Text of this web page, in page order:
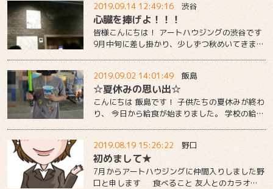
陽光台中古です ２０１７年に外観塗装してお
ります カースペースも嬉しい２台可です 沢山収
納可能な玄関収納です 室内大変綺麗お使いで
す あると嬉しい用途様々廊下の収納です 室内ク
2019.09.14 12:49:16 渋谷
心臓を捧げよ！！！
皆様こんにちは！ アートハウジングの渋谷です
9月中旬に差し掛かり、少しずつ秋めいてきまし
いて私も夏休みの思い出を綴りたいと思います
夏休みのとある日、友人と六本木ヒルズ森アー
ツギャラリーで期間限定開催された「進撃の巨
人展 FINAL」に行ってまいりました〜！ 大学時
2019.09.02 14:01:49 飯島
☆夏休みの思い出☆
こんにちは 飯島です！ 子供たちの夏休みが終わ
り、 今日から給食が始まりました。 学校の給
う9月。今年も残り4ヶ月ですね。 夏休みは、
子供と 自治会のお祭りに行ったり 埼玉・大宮
の七夕祭りへ行ったり 娘、4歳の誕生日
にピューロランドへ行ったり ピザ作り体験
2019.08.19 15:26:22 野口
初めまして★
7月からアートハウジングに仲間入りしました野
口と申します 食べること 友人とのカラオケ